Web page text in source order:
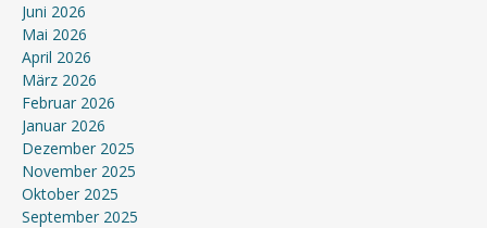
Juni 2026
Mai 2026
April 2026
März 2026
Februar 2026
Januar 2026
Dezember 2025
November 2025
Oktober 2025
September 2025